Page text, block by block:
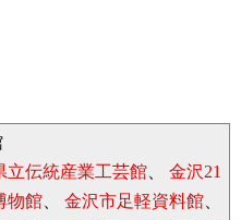
立伝統産業工芸館
金沢21
物館 金沢市足軽資料館